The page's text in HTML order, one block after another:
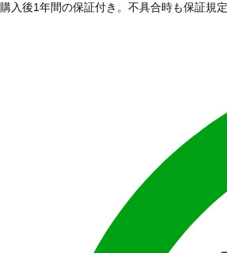
購入後1年間の保証付き。不具合時も保証規